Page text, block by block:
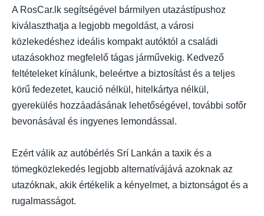
A RosCar.lk segítségével bármilyen utazástípushoz
kiválaszthatja a legjobb megoldást, a városi
közlekedéshez ideális kompakt autóktól a családi
utazásokhoz megfelelő tágas járművekig. Kedvező
feltételeket kínálunk, beleértve a biztosítást és a teljes
körű fedezetet, kaució nélkül, hitelkártya nélkül,
gyerekülés hozzáadásának lehetőségével, további sofőr
bevonásával és ingyenes lemondással.
Ezért válik az autóbérlés Srí Lankán a taxik és a
tömegközlekedés legjobb alternatívájává azoknak az
utazóknak, akik értékelik a kényelmet, a biztonságot és a
rugalmasságot.